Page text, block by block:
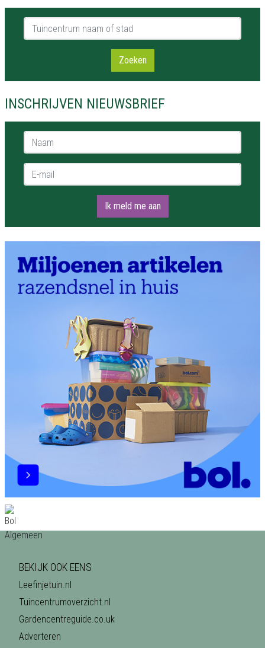
Tuincentrum naam of stad
Zoeken
INSCHRIJVEN NIEUWSBRIEF
Naam *
E-mail *
Ik meld me aan
BEKIJK OOK EENS
Leefinjetuin.nl
Tuincentrumoverzicht.nl
Gardencentreguide.co.uk
Adverteren